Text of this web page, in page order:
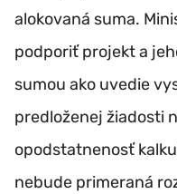
alokovaná suma.
podporiť projekt a
sumou ako uvedie
predloženej žiadosti
opodstatnenosť
nebude primeraná